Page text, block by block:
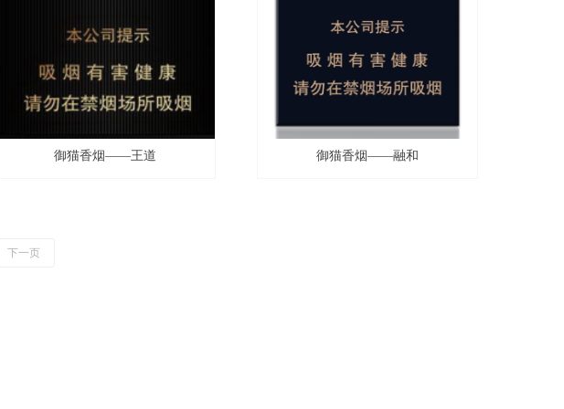
御猫香烟——王道 御猫香烟——融和
下一页